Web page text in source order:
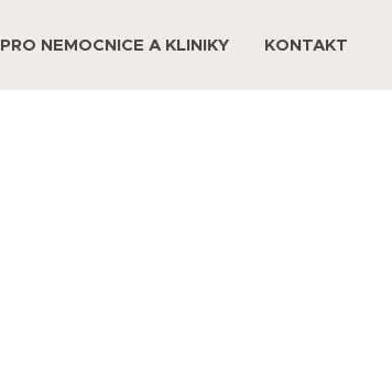
PRO NEMOCNICE A KLINIKY KONTAKT